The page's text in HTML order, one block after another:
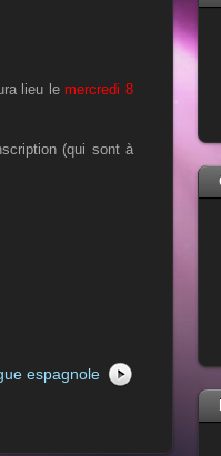
lieu lemercredi 8
(qui sont à
espagnole